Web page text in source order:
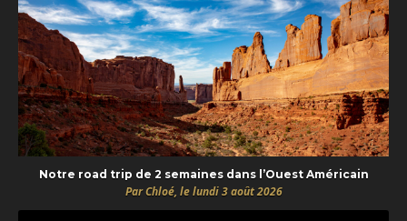
Notre road trip de 2 semaines dans l’Ouest Américain
Par Chloé, le lundi 3 août 2026